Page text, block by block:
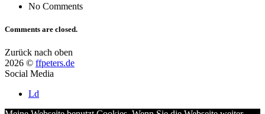
No Comments
Comments are closed.
Zurück nach oben
2026 © ffpeters.de
Social Media
Ld